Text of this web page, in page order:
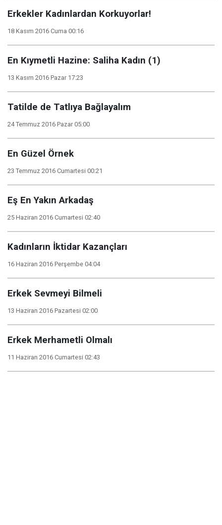
Erkekler Kadınlardan Korkuyorlar!
18 Kasım 2016 Cuma 00:16
En Kıymetli Hazine: Saliha Kadın (1)
13 Kasım 2016 Pazar 17:23
Tatilde de Tatlıya Bağlayalım
24 Temmuz 2016 Pazar 05:00
En Güzel Örnek
23 Temmuz 2016 Cumartesi 00:21
Eş En Yakın Arkadaş
25 Haziran 2016 Cumartesi 02:40
Kadınların İktidar Kazançları
16 Haziran 2016 Perşembe 04:04
Erkek Sevmeyi Bilmeli
13 Haziran 2016 Pazartesi 02:00
Erkek Merhametli Olmalı
11 Haziran 2016 Cumartesi 02:43